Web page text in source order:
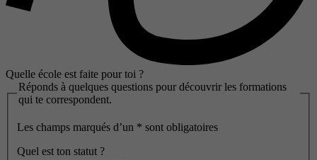
Quelle école est faite pour toi ?
Réponds à quelques questions pour découvrir les formations
qui te correspondent.
Les champs marqués d’un * sont obligatoires
Quel est ton statut ?